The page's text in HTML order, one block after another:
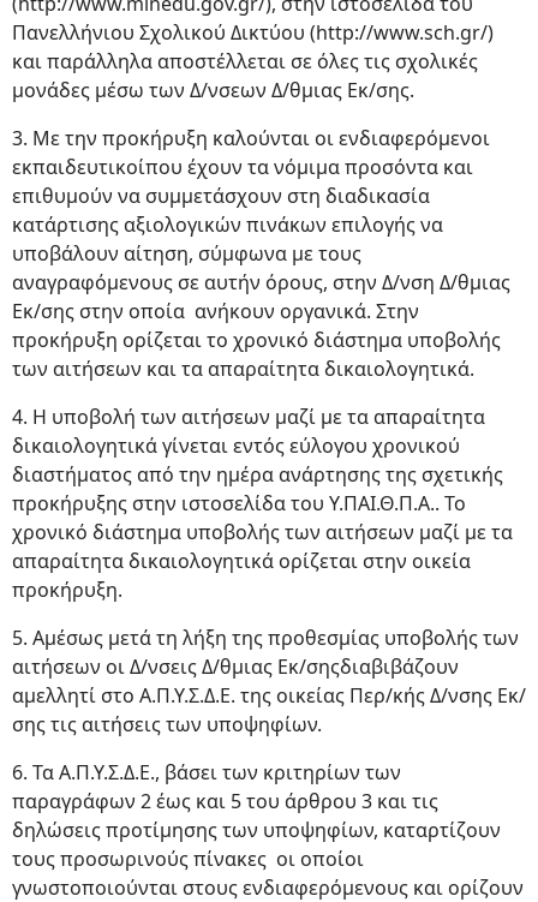
Πανελλήνιου Σχολικού Δικτύου (http://www.sch.gr/)
και παράλληλα αποστέλλεται σε όλες τις σχολικές
μονάδες μέσω των Δ/νσεων Δ/θμιας Εκ/σης.
3. Με την προκήρυξη καλούνται οι ενδιαφερόμενοι
εκπαιδευτικοίπου έχουν τα νόμιμα προσόντα και
επιθυμούν να συμμετάσχουν στη διαδικασία
κατάρτισης αξιολογικών πινάκων επιλογής να
υποβάλουν αίτηση, σύμφωνα με τους
αναγραφόμενους σε αυτήν όρους, στην Δ/νση Δ/θμιας
Εκ/σης στην οποία ανήκουν οργανικά. Στην
προκήρυξη ορίζεται το χρονικό διάστημα υποβολής
των αιτήσεων και τα απαραίτητα δικαιολογητικά.
4. Η υποβολή των αιτήσεων μαζί με τα απαραίτητα
δικαιολογητικά γίνεται εντός εύλογου χρονικού
διαστήματος από την ημέρα ανάρτησης της σχετικής
προκήρυξης στην ιστοσελίδα του Υ.ΠΑΙ.Θ.Π.Α.. Το
χρονικό διάστημα υποβολής των αιτήσεων μαζί με τα
απαραίτητα δικαιολογητικά ορίζεται στην οικεία
προκήρυξη.
5. Αμέσως μετά τη λήξη της προθεσμίας υποβολής των
αιτήσεων οι Δ/νσεις Δ/θμιας Εκ/σηςδιαβιβάζουν
αμελλητί στο Α.Π.Υ.Σ.Δ.Ε. της οικείας Περ/κής Δ/νσης Εκ/
σης τις αιτήσεις των υποψηφίων.
6. Τα Α.Π.Υ.Σ.Δ.Ε., βάσει των κριτηρίων των
παραγράφων 2 έως και 5 του άρθρου 3 και τις
δηλώσεις προτίμησης των υποψηφίων, καταρτίζουν
τους προσωρινούς πίνακες οι οποίοι
γνωστοποιούνται στους ενδιαφερόμενους και ορίζουν